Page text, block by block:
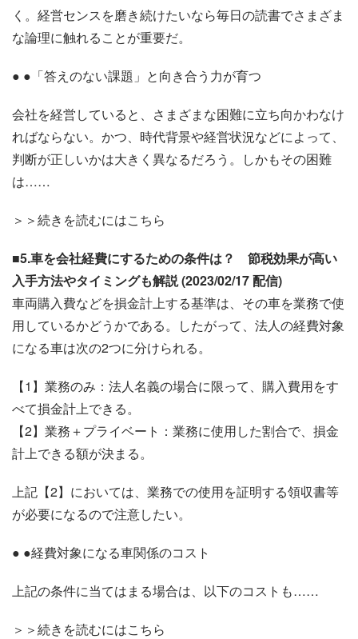
く。経営センスを磨き続けたいなら毎日の読書でさまざま
な論理に触れることが重要だ。
● ●「答えのない課題」と向き合う力が育つ
会社を経営していると、さまざまな困難に立ち向かわなけ
ればならない。かつ、時代背景や経営状況などによって、
判断が正しいかは大きく異なるだろう。しかもその困難
は……
＞＞続きを読むにはこちら
■5.車を会社経費にするための条件は？ 節税効果が高い
入手方法やタイミングも解説 (2023/02/17 配信)
車両購入費などを損金計上する基準は、その車を業務で使
用しているかどうかである。したがって、法人の経費対象
になる車は次の2つに分けられる。
【1】業務のみ：法人名義の場合に限って、購入費用をす
べて損金計上できる。
【2】業務＋プライベート：業務に使用した割合で、損金
計上できる額が決まる。
上記【2】においては、業務での使用を証明する領収書等
が必要になるので注意したい。
● ●経費対象になる車関係のコスト
上記の条件に当てはまる場合は、以下のコストも……
＞＞続きを読むにはこちら